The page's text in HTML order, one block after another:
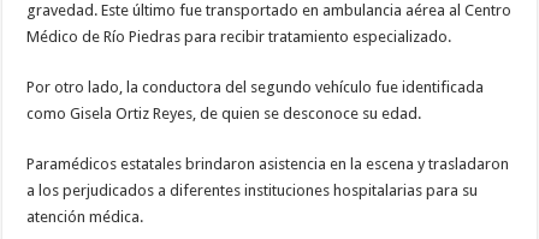
gravedad. Este último fue transportado en ambulancia aérea al Centro
Médico de Río Piedras para recibir tratamiento especializado.
Por otro lado, la conductora del segundo vehículo fue identificada
como Gisela Ortiz Reyes, de quien se desconoce su edad.
Paramédicos estatales brindaron asistencia en la escena y trasladaron
a los perjudicados a diferentes instituciones hospitalarias para su
atención médica.